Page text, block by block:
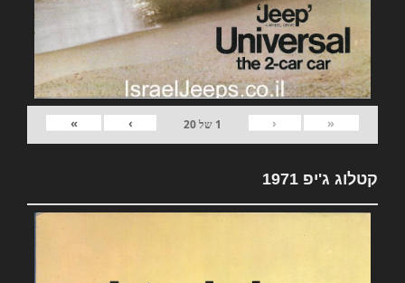
«
‹
1 של20
›
»
קטלוג ג'יפ 1971